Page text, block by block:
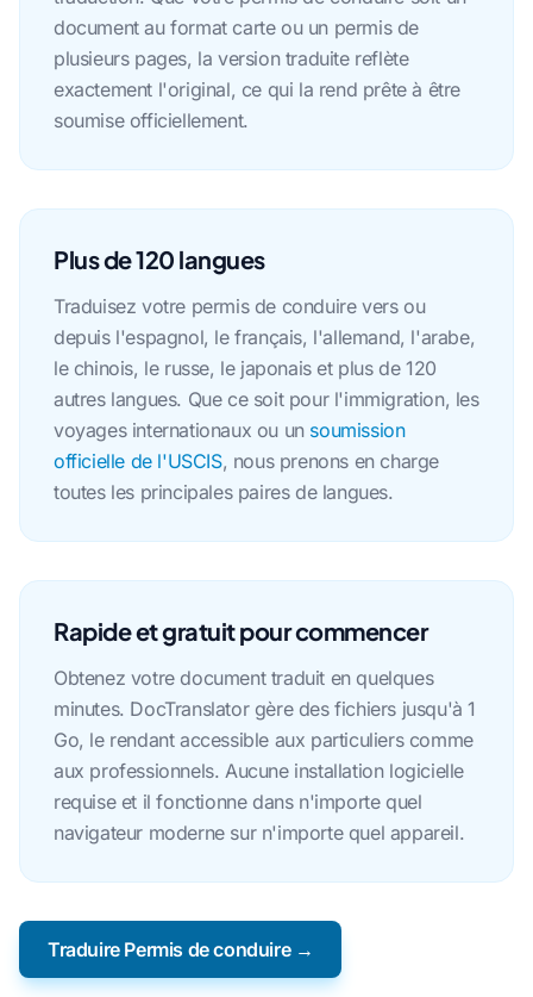
document au format carte ou un permis de
plusieurs pages, la version traduite reflète
exactement l'original, ce qui la rend prête à être
soumise officiellement.
Plus de 120 langues
Traduisez votre permis de conduire vers ou
depuis l'espagnol, le français, l'allemand, l'arabe,
le chinois, le russe, le japonais et plus de 120
autres langues. Que ce soit pour l'immigration, les
voyages internationaux ou un soumission
officielle de l'USCIS, nous prenons en charge
toutes les principales paires de langues.
Rapide et gratuit pour commencer
Obtenez votre document traduit en quelques
minutes. DocTranslator gère des fichiers jusqu'à 1
Go, le rendant accessible aux particuliers comme
aux professionnels. Aucune installation logicielle
requise et il fonctionne dans n'importe quel
navigateur moderne sur n'importe quel appareil.
Traduire Permis de conduire →